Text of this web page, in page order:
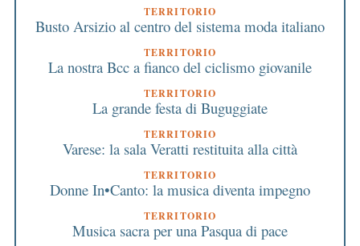
TERRITORIO
Busto Arsizio al centro del sistema moda italiano
TERRITORIO
La nostra Bcc a fianco del ciclismo giovanile
TERRITORIO
La grande festa di Buguggiate
TERRITORIO
Varese: la sala Veratti restituita alla città
TERRITORIO
Donne In•Canto: la musica diventa impegno
TERRITORIO
Musica sacra per una Pasqua di pace